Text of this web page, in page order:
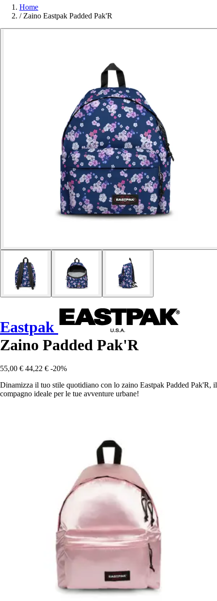
Home
/ Zaino Eastpak Padded Pak'R
Eastpak
Zaino Padded Pak'R
55,00 € 44,22 € -20%
Dinamizza il tuo stile quotidiano con lo zaino Eastpak Padded Pak'R, il
compagno ideale per le tue avventure urbane!